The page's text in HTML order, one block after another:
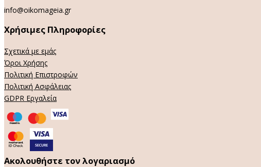
info@oikomageia.gr
Χρήσιμες Πληροφορίες
Σχετικά με εμάς
Όροι Χρήσης
Πολιτική Επιστροφών
Πολιτική Ασφάλειας
GDPR Εργαλεία
Ακολουθήστε τον λογαριασμό